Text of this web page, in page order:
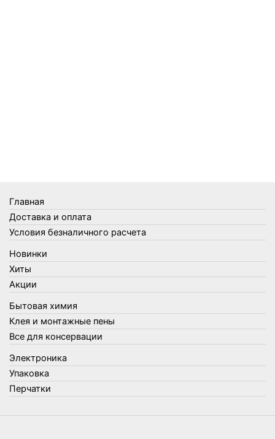
Товары для кухни
Товары для сада и огорода
Товары для туризма и отдыха
Упаковка
Утеплители и прочее
Фонари, лампы и удлинители
Хозяйственные товары
Швабры, стекломои, черенки и насадки
Шнуры, веревки и шпагаты
Электроника
Элементы питания
Главная
Доставка и оплата
Условия безналичного расчета
Новинки
Хиты
Акции
Бытовая химия
Клея и монтажные пены
Все для консервации
Электроника
Упаковка
Перчатки